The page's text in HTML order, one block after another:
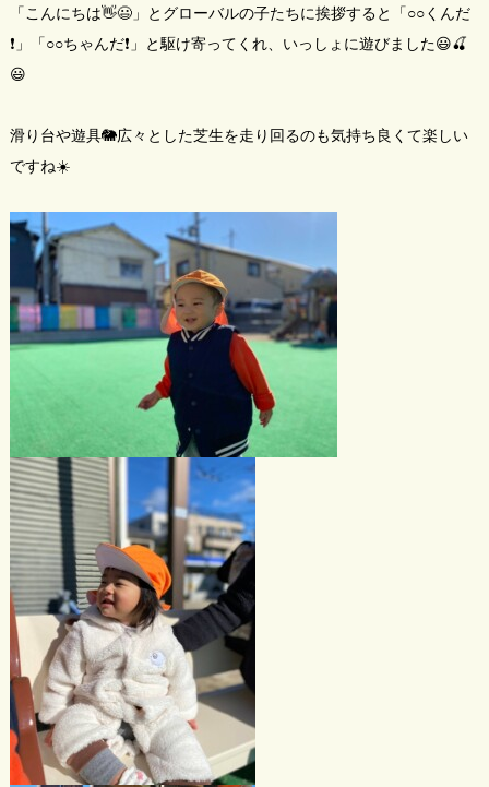
「こんにちは👋😃」とグローバルの子たちに挨拶すると「○○くんだ
❗」「○○ちゃんだ❗」と駆け寄ってくれ、いっしょに遊びました😃🍒
😃
滑り台や遊具🐘広々とした芝生を走り回るのも気持ち良くて楽しい
ですね☀️